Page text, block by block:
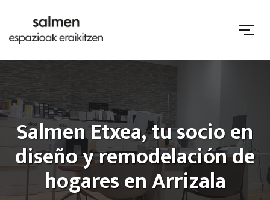
Salmen Etxea, tu socio en
diseño y remodelación de
hogares en Arrizala